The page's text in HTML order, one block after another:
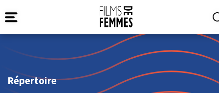
Répertoire